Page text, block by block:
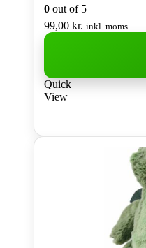
0 out of 5
99,00 kr. inkl. moms
Quick
View